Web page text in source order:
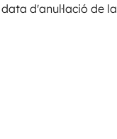
d'anul·lació de la